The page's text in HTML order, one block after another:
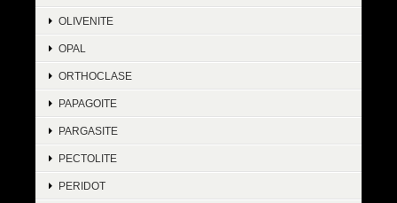
OLIVENITE
OPAL
ORTHOCLASE
PAPAGOITE
PARGASITE
PECTOLITE
PERIDOT